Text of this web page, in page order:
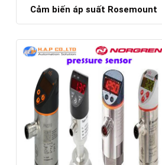
Cảm biến áp suất Rosemount
Chi tiết